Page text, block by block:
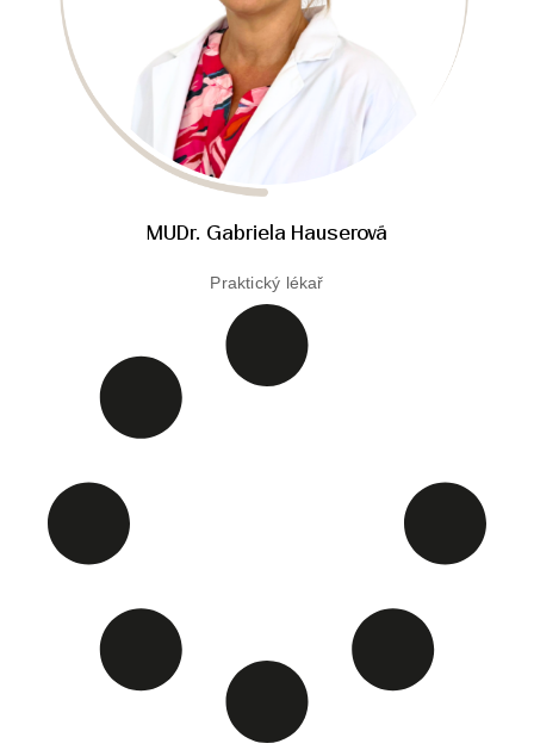
MUDr. Gabriela Hauserová
Praktický lékař